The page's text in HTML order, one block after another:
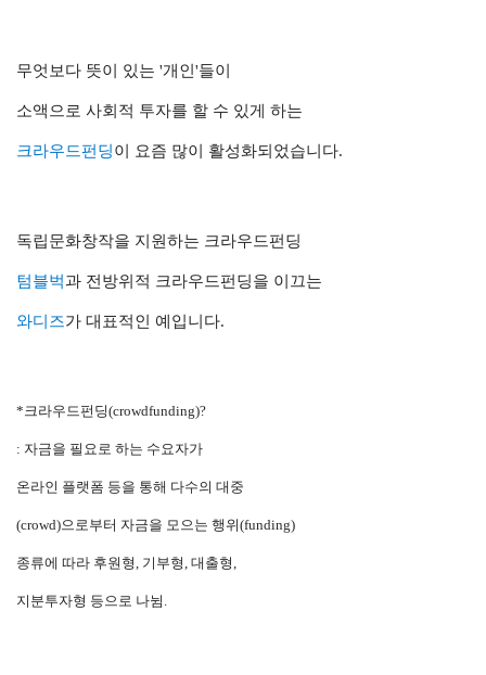
무엇보다 뜻이 있는 '개인'들이
소액으로 사회적 투자를 할 수 있게 하는
크라우드펀딩이 요즘 많이 활성화되었습니다.
독립문화창작을 지원하는 크라우드펀딩
텀블벅과 전방위적 크라우드펀딩을 이끄는
와디즈가 대표적인 예입니다.
*크라우드펀딩(crowdfunding)?
: 자금을 필요로 하는 수요자가
온라인 플랫폼 등을 통해 다수의 대중
(crowd)으로부터 자금을 모으는 행위(funding)
종류에 따라 후원형, 기부형, 대출형,
지분투자형 등으로 나뉨.